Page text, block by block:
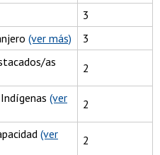
3
(ver más)
3
as
2
(ver
2
(ver
2